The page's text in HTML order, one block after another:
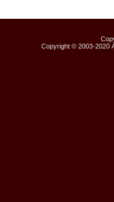
Copyright © 2003-2020